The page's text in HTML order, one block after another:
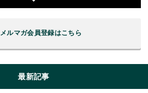
メルマガ会員登録はこちら
最新記事